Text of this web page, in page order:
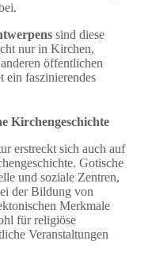
sind diese
nur in Kirchen,
öffentlichen
ein faszinierendes
Kirchengeschichte
erstreckt sich auch auf
Gotische
und soziale Zentren,
der Bildung von
Merkmale
für religiöse
Veranstaltungen